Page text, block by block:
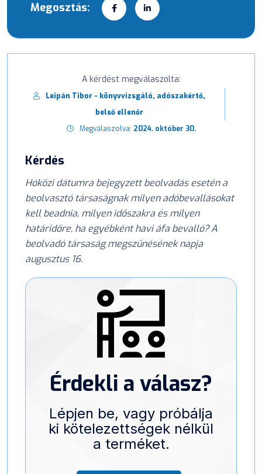
Megosztás:
A kérdést megválaszolta:
Leipán Tibor - könyvvizsgáló, adószakértő,
belső ellenőr
Megválaszolva: 2024. október 30.
Kérdés
Hóközi dátumra bejegyzett beolvadás esetén a
beolvasztó társaságnak milyen adóbevallásokat
kell beadnia, milyen időszakra és milyen
határidőre, ha egyébként havi áfa bevalló? A
beolvadó társaság megszűnésének napja
augusztus 16.
Érdekli a válasz?
Lépjen be, vagy próbálja
ki kötelezettségek nélkül
a terméket.